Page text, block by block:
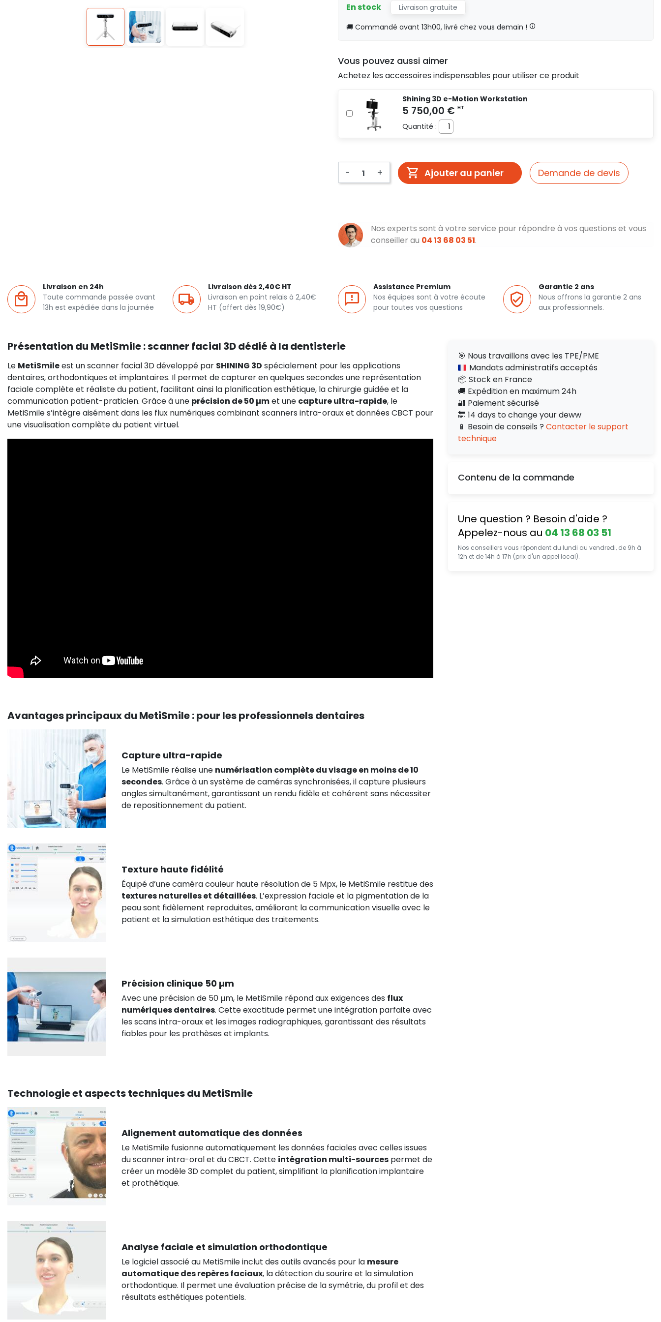
En stock
Livraison gratuite
🚚 Commandé avant 13h00, livré chez vous demain !
Vous pouvez aussi aimer
Achetez les accessoires indispensables pour utiliser ce produit
Shining 3D e-Motion Workstation
Quantité :
- + Ajouter au panier Demande de devis
Nos experts sont à votre service pour répondre à vos questions et vous
conseiller au 04 13 68 03 51.
Livraison en 24h
Toute commande passée avant
13h est expédiée dans la journée
Livraison dès 2,40€ HT
Livraison en point relais à 2,40€
HT (offert dès 19,90€)
Assistance Premium
Nos équipes sont à votre écoute
pour toutes vos questions
Garantie 2 ans
Nous offrons la garantie 2 ans
aux professionnels.
Présentation du MetiSmile : scanner facial 3D dédié à la dentisterie
Le MetiSmileest un scanner facial 3D développé par SHINING 3D spécialement pour les applications
dentaires, orthodontiques et implantaires. Il permet de capturer en quelques secondes une représentation
faciale complète et réaliste du patient, facilitant ainsi la planification esthétique, la chirurgie guidée et la
communication patient-praticien. Grâce à une précision de 50 µmet une capture ultra-rapide, le
MetiSmile s’intègre aisément dans les flux numériques combinant scanners intra-oraux et données CBCT pour
une visualisation complète du patient virtuel.
Avantages principaux du MetiSmile : pour les professionnels dentaires
Capture ultra-rapide
Le MetiSmile réalise une numérisation complète du visage en moins de 10
secondes. Grâce à un système de caméras synchronisées, il capture plusieurs
angles simultanément, garantissant un rendu fidèle et cohérent sans nécessiter
de repositionnement du patient.
Texture haute fidélité
Équipé d’une caméra couleur haute résolution de 5 Mpx, le MetiSmile restitue des
textures naturelles et détaillées. L’expression faciale et la pigmentation de la
peau sont fidèlement reproduites, améliorant la communication visuelle avec le
patient et la simulation esthétique des traitements.
Précision clinique 50 µm
Avec une précision de 50 µm, le MetiSmile répond aux exigences des flux
numériques dentaires. Cette exactitude permet une intégration parfaite avec
les scans intra-oraux et les images radiographiques, garantissant des résultats
fiables pour les prothèses et implants.
Technologie et aspects techniques du MetiSmile
Alignement automatique des données
Le MetiSmile fusionne automatiquement les données faciales avec celles issues
du scanner intra-oral et du CBCT. Cette intégration multi-sources permet de
créer un modèle 3D complet du patient, simplifiant la planification implantaire
et prothétique.
Analyse faciale et simulation orthodontique
Le logiciel associé au MetiSmile inclut des outils avancés pour la mesure
automatique des repères faciaux, la détection du sourire et la simulation
orthodontique. Il permet une évaluation précise de la symétrie, du profil et des
résultats esthétiques potentiels.
🎯 Nous travaillons avec les TPE/PME
Mandats administratifs acceptés
📦 Stock en France
🚚 Expédition en maximum 24h
🔐 Paiement sécurisé
🔙 14 days to change your deww
📱 Besoin de conseils ? Contacter le support
technique
Contenu de la commande
Une question ? Besoin d'aide ?
Appelez-nous au 04 13 68 03 51
Nos conseillers vous répondent du lundi au vendredi, de 9h à
12h et de 14h à 17h (prix d'un appel local).